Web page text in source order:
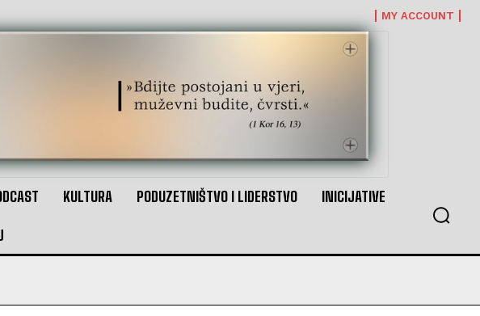
MY ACCOUNT
KULTURA PODUZETNIŠTVO I LIDERSTVO INICIJATIVE